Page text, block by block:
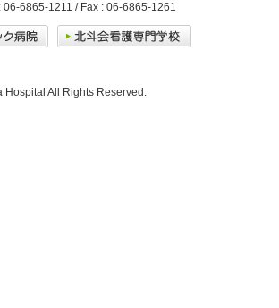
06-6865-1211 / Fax : 06-6865-1261
Hospital All Rights Reserved.